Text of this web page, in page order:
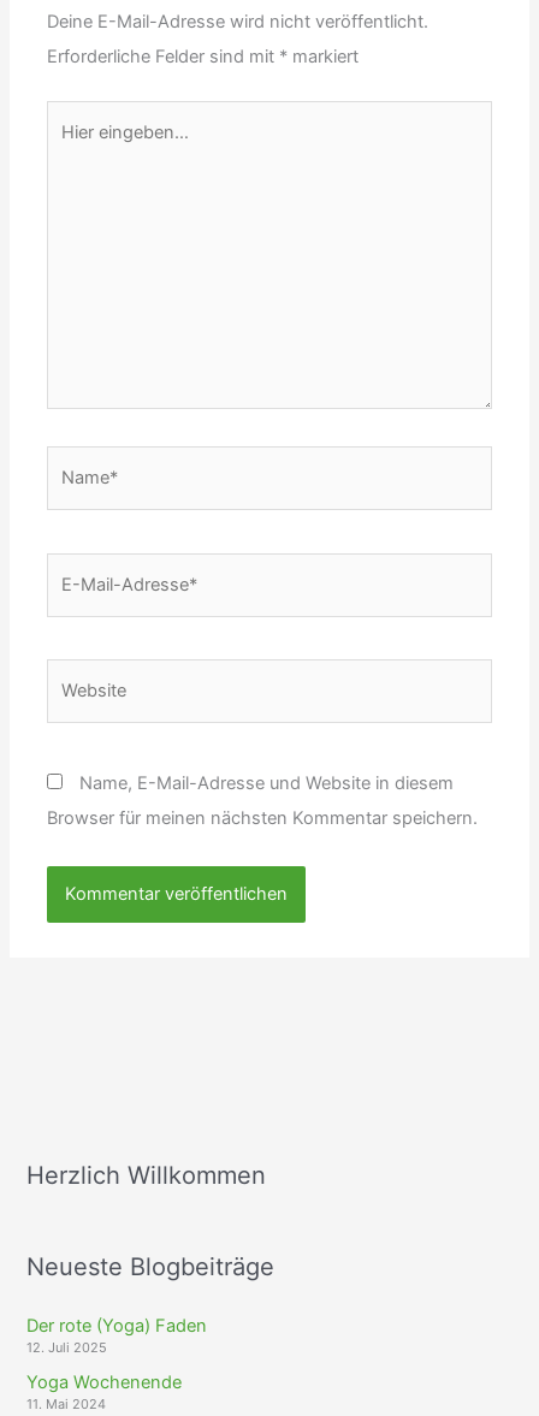
Deine E-Mail-Adresse wird nicht veröffentlicht.
Erforderliche Felder sind mit * markiert
Name, E-Mail-Adresse und Website in diesem
Browser für meinen nächsten Kommentar speichern.
Herzlich Willkommen
Neueste Blogbeiträge
Der rote (Yoga) Faden
12. Juli 2025
Yoga Wochenende
11. Mai 2024